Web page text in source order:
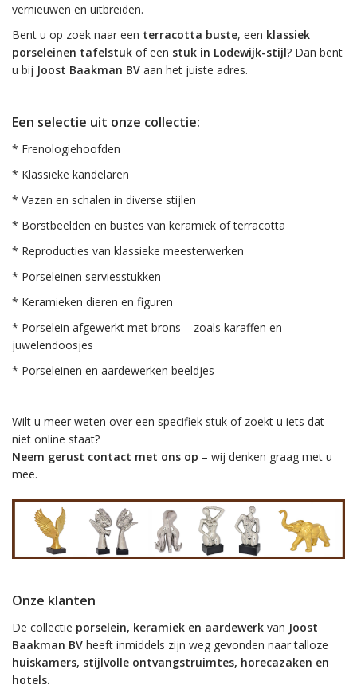
vernieuwen en uitbreiden.
Bent u op zoek naar een terracotta buste, een klassiek
porseleinen tafelstuk of een stuk in Lodewijk-stijl? Dan bent
u bij Joost Baakman BV aan het juiste adres.
Een selectie uit onze collectie:
* Frenologiehoofden
* Klassieke kandelaren
* Vazen en schalen in diverse stijlen
* Borstbeelden en bustes van keramiek of terracotta
* Reproducties van klassieke meesterwerken
* Porseleinen serviesstukken
* Keramieken dieren en figuren
* Porselein afgewerkt met brons – zoals karaffen en
juwelendoosjes
* Porseleinen en aardewerken beeldjes
Wilt u meer weten over een specifiek stuk of zoekt u iets dat
niet online staat?
Neem gerust contact met ons op – wij denken graag met u
mee.
Onze klanten
De collectie porselein, keramiek en aardewerk van Joost
Baakman BV heeft inmiddels zijn weg gevonden naar talloze
huiskamers, stijlvolle ontvangstruimtes, horecazaken en
hotels.